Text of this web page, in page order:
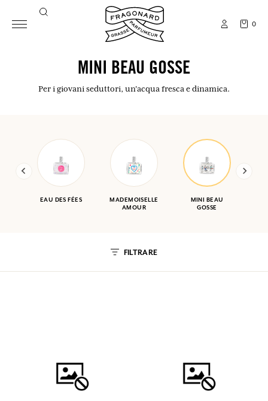
0
MINI BEAU GOSSE
Per i giovani seduttori, un'acqua fresca e dinamica.
EAU DES FÉES
MADEMOISELLE
AMOUR
MINI BEAU
GOSSE
FILTRARE